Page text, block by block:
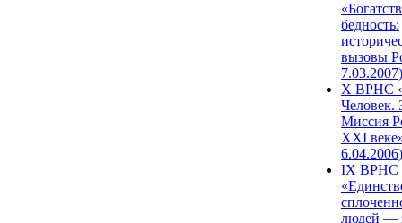
бедность:
вызовы
7.03.2007)
X ВРНС
Человек.
Миссия
XXI
6.04.2006)
IX ВРНС
людей —